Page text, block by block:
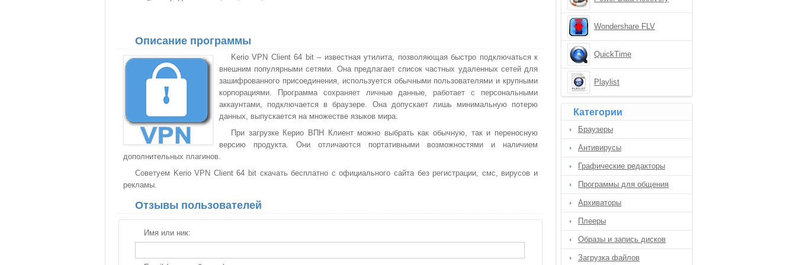
Описание программы
Kerio VPN Client 64 bit – известная утилита, позволяющая быстро подключаться к
внешним популярными сетями. Она предлагает список частных удаленных сетей для
зашифрованного присоединения, используется обычными пользователями и крупными
корпорациями. Программа сохраняет личные данные, работает с персональными
аккаунтами, подключается в браузере. Она допускает лишь минимальную потерю
данных, выпускается на множестве языков мира.
При загрузке Керио ВПН Клиент можно выбрать как обычную, так и переносную
версию продукта. Они отличаются портативными возможностями и наличием
дополнительных плагинов.
Советуем Kerio VPN Client 64 bit скачать бесплатно с официального сайта без регистрации, смс, вирусов и
рекламы.
Отзывы пользователей
Имя или ник:
Wondershare FLV
QuickTime
Playlist
Категории
Браузеры
Антивирусы
Графические редакторы
Программы для общения
Архиваторы
Плееры
Образы и запись дисков
Загрузка файлов